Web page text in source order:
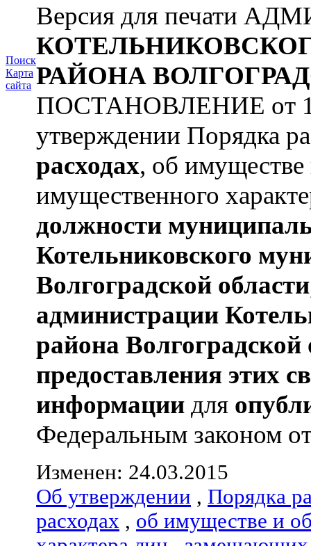
Поиск
Карта
сайта
Версия для печати
РАЙОНА
ПОСТАНОВЛЕНИЕ от
утверждении Порядка
расходах, об имуществе
имущественного
должности
Котельниковского
Волгоградской области
администрации
района Волгоградской
предоставления этих
информации для
Федеральным законом
Изменен: 24.03.2015
Об утверждении , Порядка
расходах , об имуществе и